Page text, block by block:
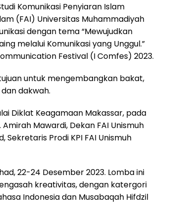
Komunikasi Penyiaran Islam
(FAI) Universitas Muhammadiyah
dengan tema “Mewujudkan
melalui Komunikasi yang Unggul.”
Festival (I Comfes) 2023.
untuk mengembangkan bakat,
dakwah.
Diklat Keagamaan Makassar, pada
Mawardi, Dekan FAI Unismuh
Sekretaris Prodi KPI FAI Unismuh
22-24 Desember 2023. Lomba ini
kreativitas, dengan katergori
Indonesia dan Musabaqah Hifdzil